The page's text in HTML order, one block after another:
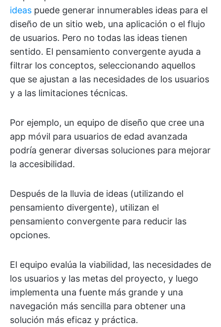
ideas puede generar innumerables ideas para el
diseño de un sitio web, una aplicación o el flujo
de usuarios. Pero no todas las ideas tienen
sentido. El pensamiento convergente ayuda a
filtrar los conceptos, seleccionando aquellos
que se ajustan a las necesidades de los usuarios
y a las limitaciones técnicas.
Por ejemplo, un equipo de diseño que cree una
app móvil para usuarios de edad avanzada
podría generar diversas soluciones para mejorar
la accesibilidad.
Después de la lluvia de ideas (utilizando el
pensamiento divergente), utilizan el
pensamiento convergente para reducir las
opciones.
El equipo evalúa la viabilidad, las necesidades de
los usuarios y las metas del proyecto, y luego
implementa una fuente más grande y una
navegación más sencilla para obtener una
solución más eficaz y práctica.